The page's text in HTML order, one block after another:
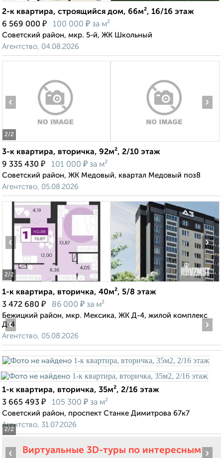
2-к квартира, строящийся дом, 66м², 16/16 этаж
6 569 000 ₽ 100 000 ₽ за м²
Советский район, мкр. 5-й, ЖК Школьный
Агентство, 04.08.2026
2/2
‹ ›
3-к квартира, вторичка, 92м², 2/10 этаж
9 335 430 ₽ 101 000 ₽ за м²
Советский район, ЖК Медовый, квартал Медовый поз8
Агентство, 05.08.2026
2/2
‹ ›
1-к квартира, вторичка, 40м², 5/8 этаж
3 472 680 ₽ 86 000 ₽ за м²
Бежицкий район, мкр. Мексика, ЖК Д-4, жилой комплекс
Д-4
Агентство, 05.08.2026
2/2
‹ ›
1-к квартира, вторичка, 35м², 2/16 этаж
3 665 493 ₽ 105 300 ₽ за м²
Советский район, проспект Станке Димитрова 67к7
Агентство, 31.07.2026
Виртуальные 3D-туры по интересным
‹ ›